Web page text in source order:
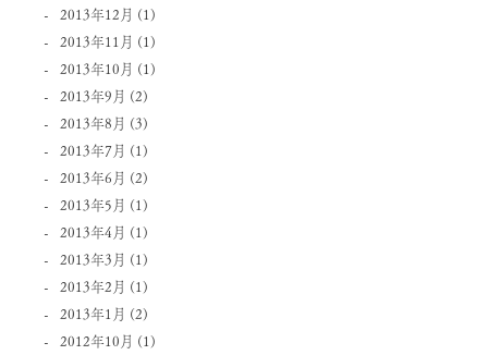
2013年12月 (1)
2013年11月 (1)
2013年10月 (1)
2013年9月 (2)
2013年8月 (3)
2013年7月 (1)
2013年6月 (2)
2013年5月 (1)
2013年4月 (1)
2013年3月 (1)
2013年2月 (1)
2013年1月 (2)
2012年10月 (1)